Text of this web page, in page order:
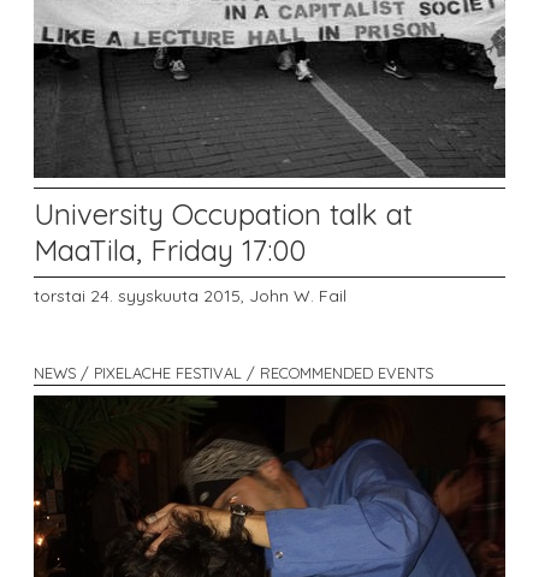
University Occupation talk at
MaaTila, Friday 17:00
torstai 24. syyskuuta 2015, John W. Fail
NEWS / PIXELACHE FESTIVAL / RECOMMENDED EVENTS